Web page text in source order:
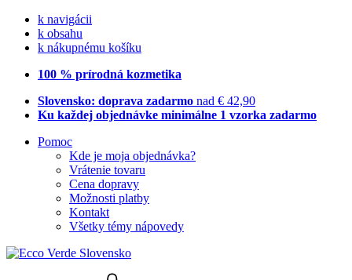
k navigácii
k obsahu
k nákupnému košíku
100 % prírodná kozmetika
Slovensko: doprava zadarmo nad € 42,90
Ku každej objednávke minimálne 1 vzorka zadarmo
Pomoc
Kde je moja objednávka?
Vrátenie tovaru
Cena dopravy
Možnosti platby
Kontakt
Všetky témy nápovedy